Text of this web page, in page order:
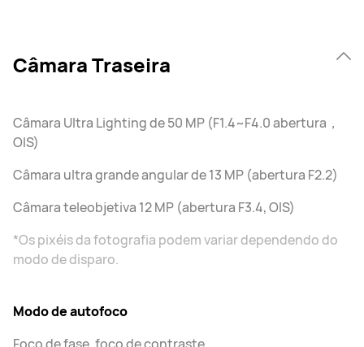
Câmara Traseira
Câmara Ultra Lighting de 50 MP (F1.4~F4.0 abertura，
OIS)
Câmara ultra grande angular de 13 MP (abertura F2.2)
Câmara teleobjetiva 12 MP (abertura F3.4, OIS)
*Os pixéis da fotografia podem variar dependendo do
modo de disparo.
Modo de autofoco